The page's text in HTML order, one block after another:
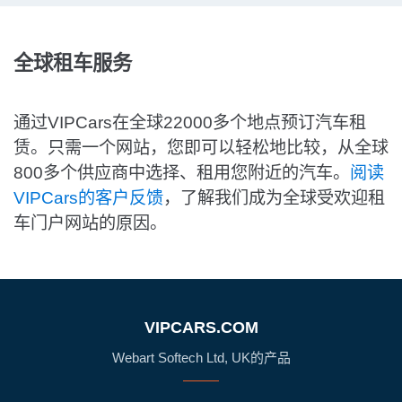
全球租车服务
通过VIPCars在全球22000多个地点预订汽车租
赁。只需一个网站，您即可以轻松地比较，从全球
800多个供应商中选择、租用您附近的汽车。 阅读
VIPCars的客户反馈，了解我们成为全球受欢迎租
车门户网站的原因。
VIPCARS.COM
Webart Softech Ltd, UK的产品